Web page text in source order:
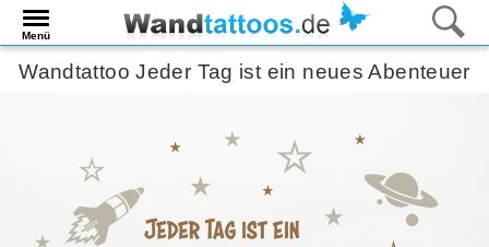
Menü
Wandtattoo Jeder Tag ist ein neues Abenteuer